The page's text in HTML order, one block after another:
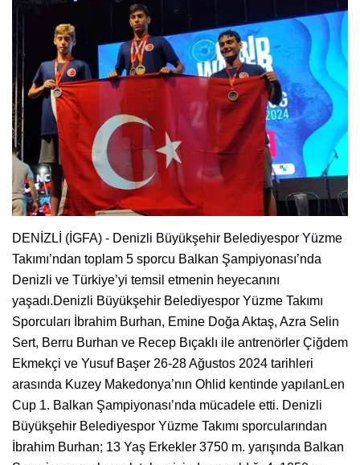
DENİZLİ (İGFA) - Denizli Büyükşehir Belediyespor Yüzme
Takımı’ndan toplam 5 sporcu Balkan Şampiyonası’nda
Denizli ve Türkiye’yi temsil etmenin heyecanını
yaşadı.Denizli Büyükşehir Belediyespor Yüzme Takımı
Sporcuları İbrahim Burhan, Emine Doğa Aktaş, Azra Selin
Sert, Berru Burhan ve Recep Bıçaklı ile antrenörler Çiğdem
Ekmekçi ve Yusuf Başer 26-28 Ağustos 2024 tarihleri
arasında Kuzey Makedonya’nın Ohlid kentinde yapılanLen
Cup 1. Balkan Şampiyonası’nda mücadele etti. Denizli
Büyükşehir Belediyespor Yüzme Takımı sporcularından
İbrahim Burhan; 13 Yaş Erkekler 3750 m. yarışında Balkan